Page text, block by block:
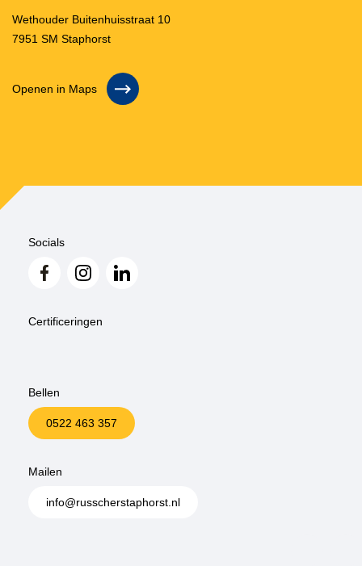
Wethouder Buitenhuisstraat 10
7951 SM Staphorst
Openen in Maps
Socials
Certificeringen
Bellen
0522 463 357
Mailen
info@russcherstaphorst.nl